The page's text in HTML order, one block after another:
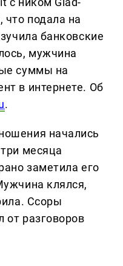
что подала на
банковские
мужчина
суммы на
в интернете. Об
.
начались
месяца
заметила его
клялся,
Ссоры
от разговоров